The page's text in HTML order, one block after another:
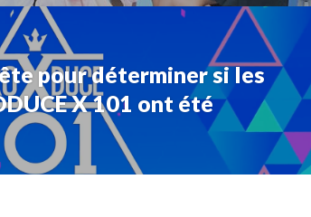
pour déterminer si les
X 101 ont été